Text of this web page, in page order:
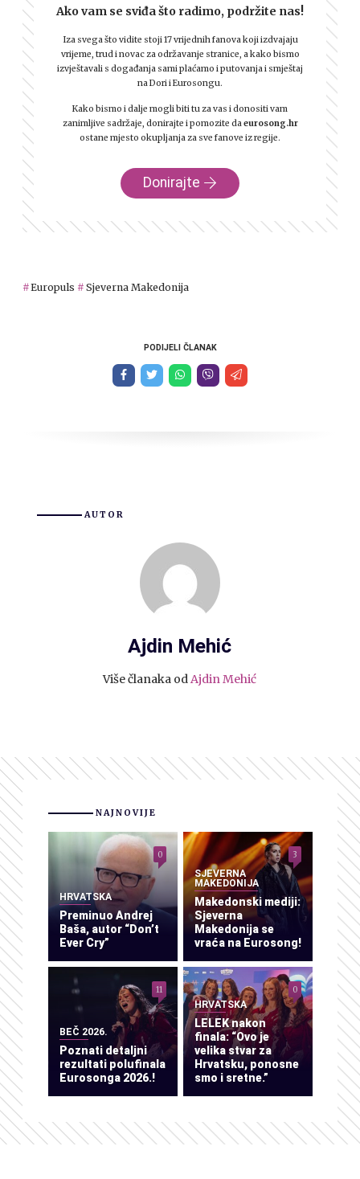
Ako vam se sviđa što radimo, podržite nas!
Iza svega što vidite stoji 17 vrijednih fanova koji izdvajaju
vrijeme, trud i novac za održavanje stranice, a kako bismo
izvještavali s događanja sami plaćamo i putovanja i smještaj
na Dori i Eurosongu.
Kako bismo i dalje mogli biti tu za vas i donositi vam
zanimljive sadržaje, donirajte i pomozite da eurosong.hr
ostane mjesto okupljanja za sve fanove iz regije.
Donirajte
Europuls Sjeverna Makedonija
PODIJELI ČLANAK
AUTOR
Ajdin Mehić
Više članaka od Ajdin Mehić
NAJNOVIJE
HRVATSKA
Preminuo Andrej
Baša, autor “Don’t
Ever Cry”
0
SJEVERNA
MAKEDONIJA
Makedonski mediji:
Sjeverna
Makedonija se
vraća na Eurosong!
3
BEČ 2026.
Poznati detaljni
rezultati polufinala
Eurosonga 2026.!
11
HRVATSKA
LELEK nakon
finala: “Ovo je
velika stvar za
Hrvatsku, ponosne
smo i sretne.”
0